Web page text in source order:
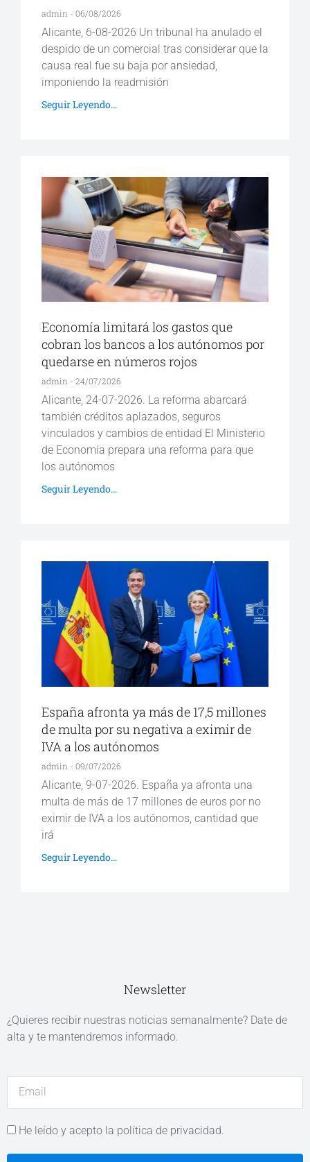
admin 06/08/2026
Alicante, 6-08-2026 Un tribunal ha anulado el
despido de un comercial tras considerar que la
causa real fue su baja por ansiedad,
imponiendo la readmisión
Seguir Leyendo...
Economía limitará los gastos que
cobran los bancos a los autónomos por
quedarse en números rojos
admin 24/07/2026
Alicante, 24-07-2026. La reforma abarcará
también créditos aplazados, seguros
vinculados y cambios de entidad El Ministerio
de Economía prepara una reforma para que
los autónomos
Seguir Leyendo...
España afronta ya más de 17,5 millones
de multa por su negativa a eximir de
IVA a los autónomos
admin 09/07/2026
Alicante, 9-07-2026. España ya afronta una
multa de más de 17 millones de euros por no
eximir de IVA a los autónomos, cantidad que
irá
Seguir Leyendo...
Newsletter
¿Quieres recibir nuestras noticias semanalmente? Date de
alta y te mantendremos informado.
He leído y acepto la política de privacidad.